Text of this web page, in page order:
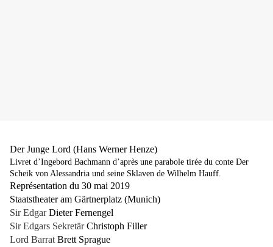
Der Junge Lord (Hans Werner Henze)
Livret d’Ingebord Bachmann d’après une parabole tirée du conte Der
Scheik von Alessandria und seine Sklaven de Wilhelm Hauff.
Représentation du 30 mai 2019
Staatstheater am Gärtnerplatz (Munich)
Sir EdgarDieter Fernengel
Sir Edgars SekretärChristoph Filler
Lord Barrat Brett Sprague